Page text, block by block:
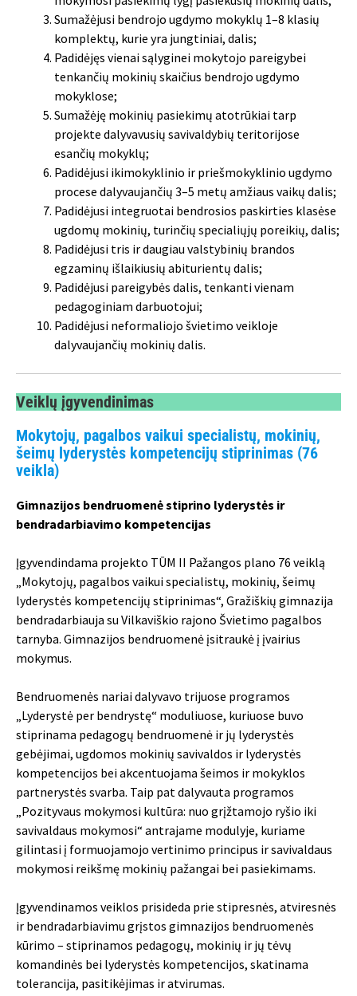
Sumažėjusi bendrojo ugdymo mokyklų 1–8 klasių
komplektų, kurie yra jungtiniai, dalis;
Padidėjęs vienai sąlyginei mokytojo pareigybei
tenkančių mokinių skaičius bendrojo ugdymo
mokyklose;
Sumažėję mokinių pasiekimų atotrūkiai tarp
projekte dalyvavusių savivaldybių teritorijose
esančių mokyklų;
Padidėjusi ikimokyklinio ir priešmokyklinio ugdymo
procese dalyvaujančių 3–5 metų amžiaus vaikų dalis;
Padidėjusi integruotai bendrosios paskirties klasėse
ugdomų mokinių, turinčių specialiųjų poreikių, dalis;
Padidėjusi tris ir daugiau valstybinių brandos
egzaminų išlaikiusių abiturientų dalis;
Padidėjusi pareigybės dalis, tenkanti vienam
pedagoginiam darbuotojui;
Padidėjusi neformaliojo švietimo veikloje
dalyvaujančių mokinių dalis.
Veiklų įgyvendinimas
Mokytojų, pagalbos vaikui specialistų, mokinių,
šeimų lyderystės kompetencijų stiprinimas (76
veikla)
Gimnazijos bendruomenė stiprino lyderystės ir
bendradarbiavimo kompetencijas
Įgyvendindama projekto TŪM II Pažangos plano 76 veiklą
„Mokytojų, pagalbos vaikui specialistų, mokinių, šeimų
lyderystės kompetencijų stiprinimas“, Gražiškių gimnazija
bendradarbiauja su Vilkaviškio rajono Švietimo pagalbos
tarnyba. Gimnazijos bendruomenė įsitraukė į įvairius
mokymus.
Bendruomenės nariai dalyvavo trijuose programos
„Lyderystė per bendrystę“ moduliuose, kuriuose buvo
stiprinama pedagogų bendruomenė ir jų lyderystės
gebėjimai, ugdomos mokinių savivaldos ir lyderystės
kompetencijos bei akcentuojama šeimos ir mokyklos
partnerystės svarba. Taip pat dalyvauta programos
„Pozityvaus mokymosi kultūra: nuo grįžtamojo ryšio iki
savivaldaus mokymosi“ antrajame modulyje, kuriame
gilintasi į formuojamojo vertinimo principus ir savivaldaus
mokymosi reikšmę mokinių pažangai bei pasiekimams.
Įgyvendinamos veiklos prisideda prie stipresnės, atviresnės
ir bendradarbiavimu grįstos gimnazijos bendruomenės
kūrimo – stiprinamos pedagogų, mokinių ir jų tėvų
komandinės bei lyderystės kompetencijos, skatinama
tolerancija, pasitikėjimas ir atvirumas.